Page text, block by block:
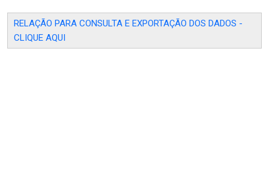
RELAÇÃO PARA CONSULTA E EXPORTAÇÃO DOS DADOS -
CLIQUE AQUI